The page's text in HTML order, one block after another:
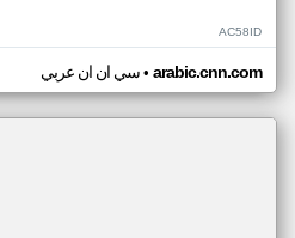
AC58ID
سي ان ان عربي• arabic.cnn.com